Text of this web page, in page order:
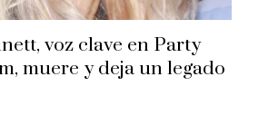
voz clave en Party
muere y deja un legado